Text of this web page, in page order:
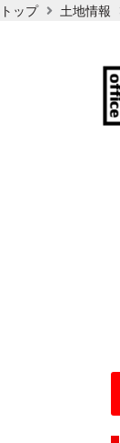
内トップ 土地情報